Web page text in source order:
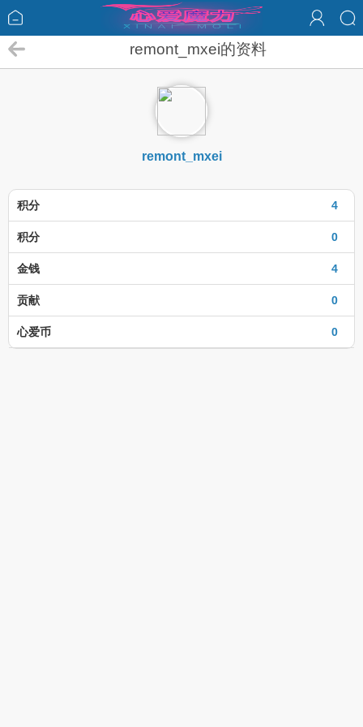
remont_mxei的资料
remont_mxei
4
积分
0
积分
4
金钱
0
贡献
0
心爱币